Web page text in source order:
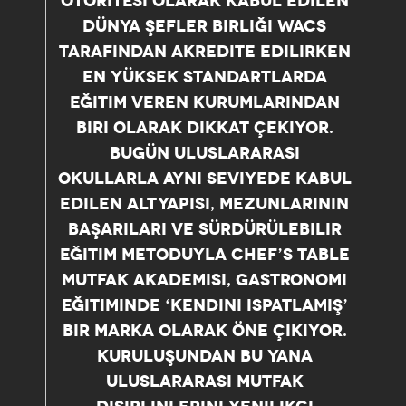
DÜNYA ŞEFLER BIRLIĞI WACS
TARAFINDAN AKREDITE EDILIRKEN
EN YÜKSEK STANDARTLARDA
EĞITIM VEREN KURUMLARINDAN
BIRI OLARAK DIKKAT ÇEKIYOR.
BUGÜN ULUSLARARASI
OKULLARLA AYNI SEVIYEDE KABUL
EDILEN ALTYAPISI, MEZUNLARININ
BAŞARILARI VE SÜRDÜRÜLEBILIR
EĞITIM METODUYLA CHEF’S TABLE
MUTFAK AKADEMISI, GASTRONOMI
EĞITIMINDE ‘KENDINI ISPATLAMIŞ’
BIR MARKA OLARAK ÖNE ÇIKIYOR.
KURULUŞUNDAN BU YANA
ULUSLARARASI MUTFAK